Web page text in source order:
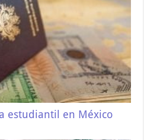
estudiantil en México